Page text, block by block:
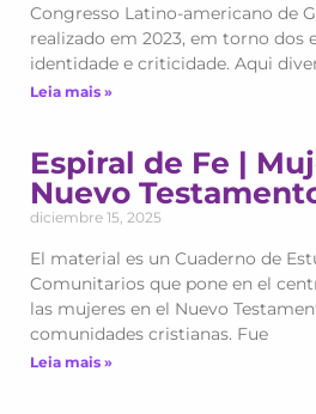
Congresso Latino-americano de
realizado em 2023, em torno dos
identidade e criticidade. Aqui
Leia mais »
Espiral de Fe |
Nuevo
diciembre 15, 2025
El material es un Cuaderno de
Comunitarios que pone en el
las mujeres en el Nuevo
comunidades cristianas. Fue
Leia mais »